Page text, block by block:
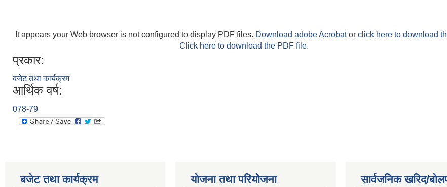
It appears your Web browser is not configured to display PDF files. Download adobe Acrobator click here to download
Click here to download the PDF file.
प्रकार:
बजेट तथा कार्यक्रम
आर्थिक वर्ष:
078-79
बजेट तथा कार्यक्रम योजना तथा परियोजना सार्वजनिक खरिद/